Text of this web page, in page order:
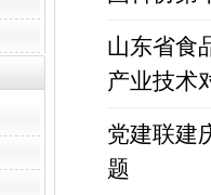
山东省食
产业技术
党建联建
题